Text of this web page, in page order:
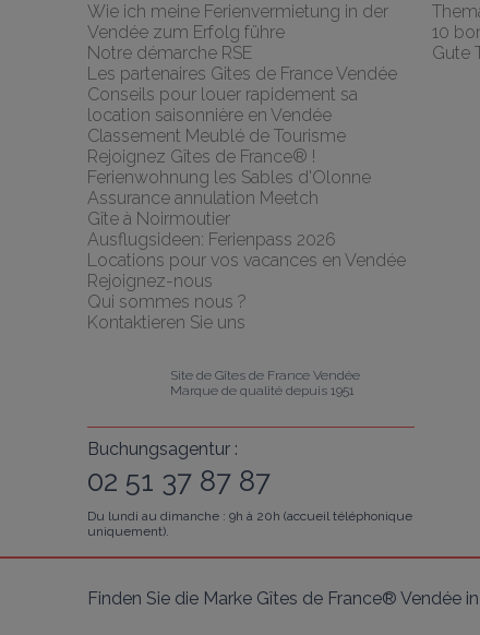
Wie ich meine Ferienvermietung in der
Vendée zum Erfolg führe
Notre démarche RSE
Les partenaires Gites de France Vendée
Conseils pour louer rapidement sa
location saisonnière en Vendée
Classement Meublé de Tourisme
Rejoignez Gîtes de France® !
Ferienwohnung les Sables d'Olonne
Assurance annulation Meetch
Gîte à Noirmoutier
Ausflugsideen: Ferienpass 2026
Locations pour vos vacances en Vendée
Rejoignez-nous
Qui sommes nous ?
Kontaktieren Sie uns
10
Gute
Site de Gîtes de France Vendée
Marque de qualité depuis 1951
Buchungsagentur :
02 51 37 87 87
Du lundi au dimanche : 9h à 20h (accueil téléphonique
uniquement).
Finden Sie die Marke Gîtes de France® Vendée